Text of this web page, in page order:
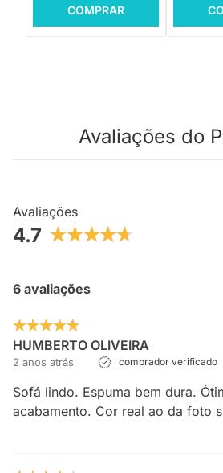
COMPRAR
Avaliações do
Avaliações
4.7
6 avaliações
HUMBERTO OLIVEIRA
2 anos atrás comprador verificado
Sofá lindo. Espuma bem dura.
acabamento. Cor real ao da foto